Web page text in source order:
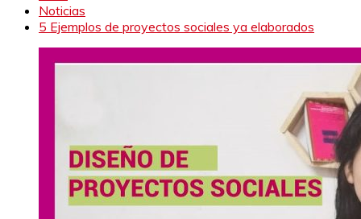
Noticias
5 Ejemplos de proyectos sociales ya elaborados